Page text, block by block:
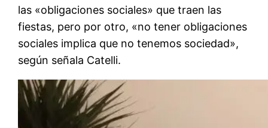
las «obligaciones sociales» que traen las
fiestas, pero por otro, «no tener obligaciones
sociales implica que no tenemos sociedad»,
según señala Catelli.